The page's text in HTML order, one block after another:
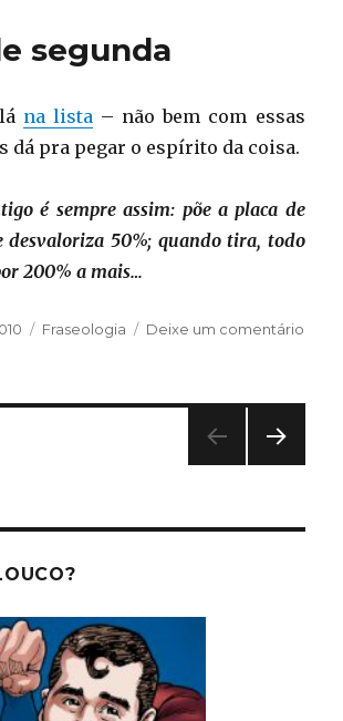
segunda
na lista– não bem com essas
dá pra pegar o espírito da coisa.
é sempre assim: põe a placa de
desvaloriza 50%; quando tira, todo
200% a mais…
Categorias
Fraseologia Deixe um comentário
NA